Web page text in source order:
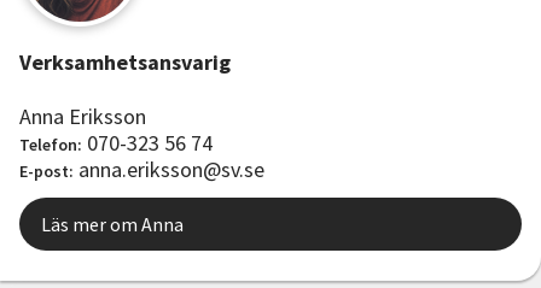
Verksamhetsansvarig
Anna Eriksson
Telefon: 070-323 56 74
E-post: anna.eriksson@sv.se
Läs mer om Anna